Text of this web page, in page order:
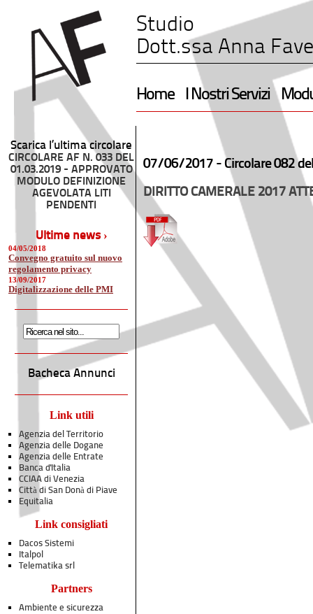
Studio
Dott.ssa Anna
Home I Nostri Servizi
Scarica l’ultima circolare
CIRCOLARE AF N. 033 DEL
01.03.2019 - APPROVATO
MODULO DEFINIZIONE
AGEVOLATA LITI
PENDENTI
Ultime news ›
04/05/2018
Convegno gratuito sul nuovo
regolamento privacy
13/09/2017
Digitalizzazione delle PMI
Bacheca Annunci
Link utili
Agenzia del Territorio
Agenzia delle Dogane
Agenzia delle Entrate
Banca d'Italia
CCIAA di Venezia
Città di San Donà di Piave
Equitalia
Link consigliati
Dacos Sistemi
Italpol
Telematika srl
Partners
Ambiente e sicurezza
07/06/2017 - Circolare 082
DIRITTO CAMERALE 2017